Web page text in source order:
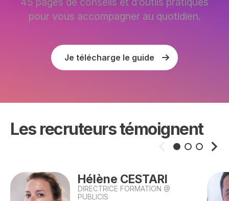
pour vous accompagner au quotidien.
Je télécharge le guide
Les recruteurs témoignent
Hélène CESTARI
DIRECTRICE FORMATION @
PUBLICIS